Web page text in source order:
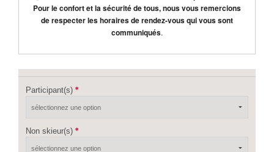
Pour le confort et la sécurité de tous, nous vous remercions
de respecter les horaires de rendez-vous qui vous sont
communiqués.
Participant(s)
Non skieur(s)